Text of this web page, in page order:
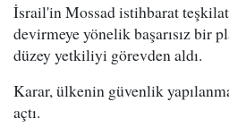
İsrail'in Mossad istihbarat
devirmeye yönelik başarısız bir
düzey yetkiliyi görevden aldı.
Karar, ülkenin güvenlik
açtı.